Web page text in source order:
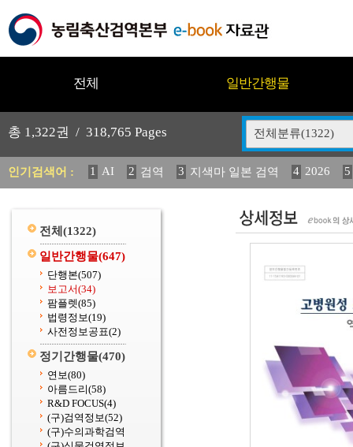
전체 일반간행물
총 1,322권 / 318,765 Pages 전체분류(1322)
인기검색어 : 1 AI 2 검역 3 지색마 일본 검역 4 2026
5
11 2025 12 중독성 식물 도감 13 媛 異 14
전체 (1322)
일반간행물(647)
단행본(507)
보고서(34)
팜플렛(85)
법령정보(19)
사전정보공표(2)
정기간행물(470)
연보(80)
아름드리(58)
R&D FOCUS(4)
(구)검역정보(52)
(구)수의과학검역